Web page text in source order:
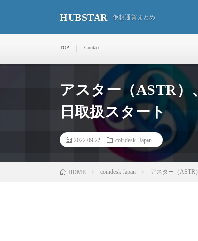
HUBSTAR 仮想通貨まとめ
TOP Contact
アスター（ASTR
日取扱スタート
2022.09.22 coindesk Japan
HOME coindesk Japan アスター（ASTR